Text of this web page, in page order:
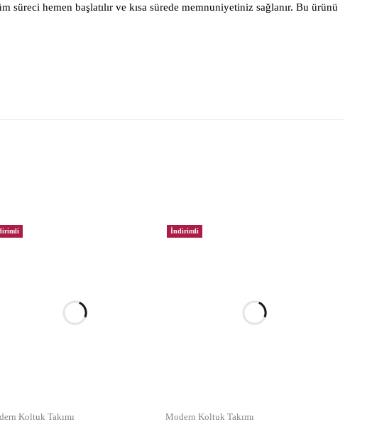
süreci hemen başlatılır ve kısa sürede memnuniyetiniz sağlanır. Bu ürünü
Koltuk Takımı
İndirimli
Modern Koltuk Takımı